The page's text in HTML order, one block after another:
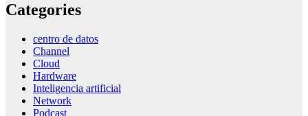
Categories
centro de datos
Channel
Cloud
Hardware
Inteligencia artificial
Network
Podcast